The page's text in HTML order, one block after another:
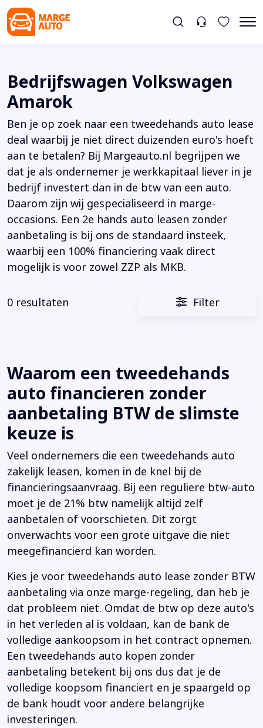
Bedrijfswagen Volkswagen
Amarok
Ben je op zoek naar een tweedehands auto lease
deal waarbij je niet direct duizenden euro's hoeft
aan te betalen? Bij Margeauto.nl begrijpen we
dat je als ondernemer je werkkapitaal liever in je
bedrijf investert dan in de btw van een auto.
Daarom zijn wij gespecialiseerd in marge-
occasions. Een 2e hands auto leasen zonder
aanbetaling is bij ons de standaard insteek,
waarbij een 100% financiering vaak direct
mogelijk is voor zowel ZZP als MKB.
0 resultaten Filter
Waarom een tweedehands
auto financieren zonder
aanbetaling BTW de slimste
keuze is
Veel ondernemers die een tweedehands auto
zakelijk leasen, komen in de knel bij de
financieringsaanvraag. Bij een reguliere btw-auto
moet je de 21% btw namelijk altijd zelf
aanbetalen of voorschieten. Dit zorgt
onverwachts voor een grote uitgave die niet
meegefinancierd kan worden.
Kies je voor tweedehands auto lease zonder BTW
aanbetaling via onze marge-regeling, dan heb je
dat probleem niet. Omdat de btw op deze auto's
in het verleden al is voldaan, kan de bank de
volledige aankoopsom in het contract opnemen.
Een tweedehands auto kopen zonder
aanbetaling betekent bij ons dus dat je de
volledige koopsom financiert en je spaargeld op
de bank houdt voor andere belangrijke
investeringen.